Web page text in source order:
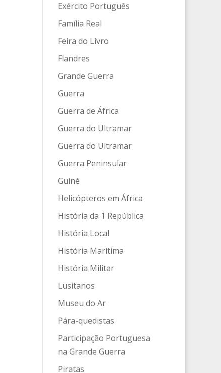
Exército Português
Família Real
Feira do Livro
Flandres
Grande Guerra
Guerra
Guerra de África
Guerra do Ultramar
Guerra do Ultramar
Guerra Peninsular
Guiné
Helicópteros em África
História da 1 República
História Local
História Marítima
História Militar
Lusitanos
Museu do Ar
Pára-quedistas
Participação Portuguesa
na Grande Guerra
Piratas